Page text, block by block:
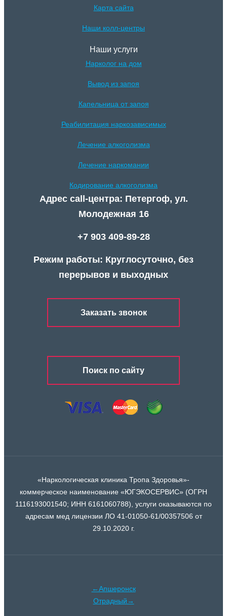
Карта сайта
Наши колл-центры
Наши услуги
Нарколог на дом
Вывод из запоя
Капельница от запоя
Реабилитация наркозависимых
Лечение алкоголизма
Лечение наркомании
Кодирование алкоголизма
Адрес call-центра: Петергоф, ул.
Молодежная 16
+7 903 409-89-28
Режим работы: Круглосуточно, без
перерывов и выходных
Заказать звонок
Поиск по сайту
«Наркологическая клиника Тропа Здоровья»-
коммерческое наименование «ЮГЭКОСЕРВИС» (ОГРН
1116193001540; ИНН 6161060788), услуги оказываются по
адресам мед лицензии ЛО 41-01050-61/00357506 от
29.10.2020 г.
←Апшеронск
Отрадный→